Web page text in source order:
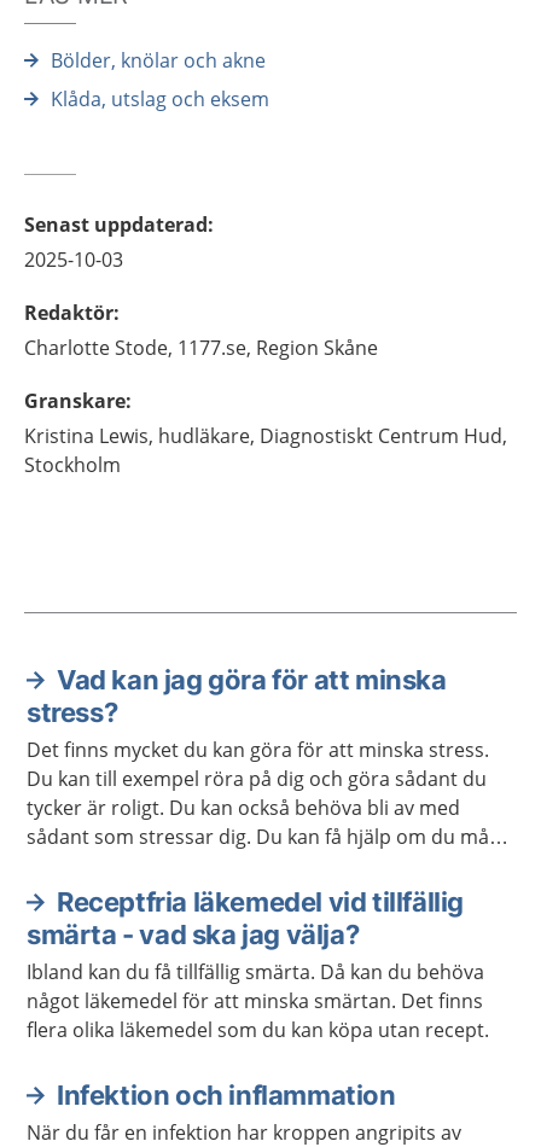
Bölder, knölar och akne
Klåda, utslag och eksem
Senast uppdaterad:
2025-10-03
Redaktör:
CharlotteStode, 1177.se, Region Skåne
Granskare:
Kristina Lewis, hudläkare, Diagnostiskt Centrum Hud,
Stockholm
Aktuella artiklar
Vad kan jag göra för att minska
stress?
Det finns mycket du kan göra för att minska stress.
Du kan till exempel röra på dig och göra sådant du
tycker är roligt. Du kan också behöva bli av med
sådant som stressar dig. Du kan få hjälp om du mår
Receptfria läkemedel vid tillfällig
smärta - vad ska jag välja?
Ibland kan du få tillfällig smärta. Då kan du behöva
något läkemedel för att minska smärtan. Det finns
flera olika läkemedel som du kan köpa utan recept.
Infektion och inflammation
När du får en infektion har kroppen angripits av